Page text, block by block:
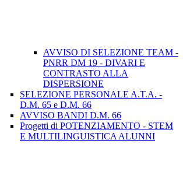
AVVISO DI SELEZIONE TEAM -
PNRR DM 19 - DIVARI E
CONTRASTO ALLA
DISPERSIONE
SELEZIONE PERSONALE A.T.A. -
D.M. 65 e D.M. 66
AVVISO BANDI D.M. 66
Progetti di POTENZIAMENTO - STEM
E MULTILINGUISTICA ALUNNI